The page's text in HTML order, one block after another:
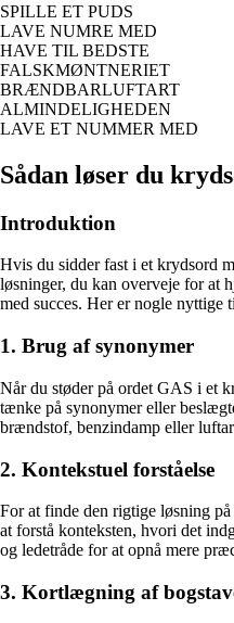
SPILLE ET PUDS
LAVE NUMRE MED
HAVE TIL BEDSTE
FALSKMØNTNERIET
BRÆNDBARLUFTART
ALMINDELIGHEDEN
LAVE ET NUMMER MED
Sådan løser du
Introduktion
Hvis du sidder fast i et krydsord
løsninger, du kan overveje for at
med succes. Her er nogle nyttige
1. Brug af synonymer
Når du støder på ordet GAS i et
tænke på synonymer eller
brændstof, benzindamp eller
2. Kontekstuel forståelse
For at finde den rigtige løsning
at forstå konteksten, hvori det
og ledetråde for at opnå mere
3. Kortlægning af